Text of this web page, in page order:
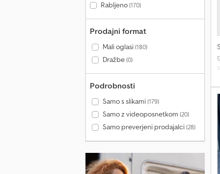
Rabljeno(170)
Prodajni format
Mali oglasi(180)
Dražbe(0)
Podrobnosti
Samo s slikami(179)
Samo z videoposnetkom (20)
Samo preverjeni prodajalci(28)